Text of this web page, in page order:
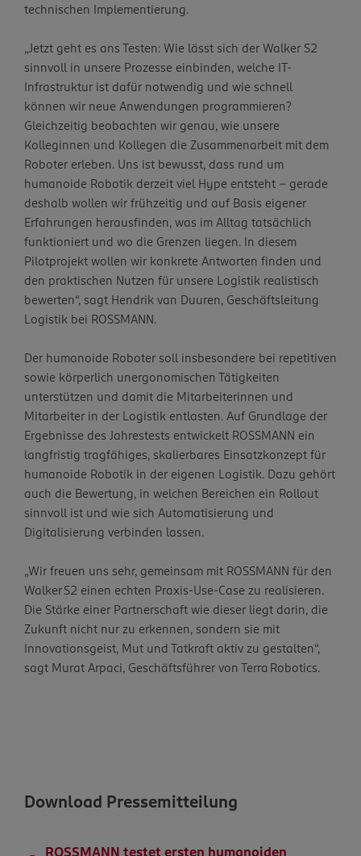
technischen Implementierung.
„Jetzt geht es ans Testen: Wie lässt sich der Walker S2
sinnvoll in unsere Prozesse einbinden, welche IT-
Infrastruktur ist dafür notwendig und wie schnell
können wir neue Anwendungen programmieren?
Gleichzeitig beobachten wir genau, wie unsere
Kolleginnen und Kollegen die Zusammenarbeit mit dem
Roboter erleben. Uns ist bewusst, dass rund um
humanoide Robotik derzeit viel Hype entsteht – gerade
deshalb wollen wir frühzeitig und auf Basis eigener
Erfahrungen herausfinden, was im Alltag tatsächlich
funktioniert und wo die Grenzen liegen. In diesem
Pilotprojekt wollen wir konkrete Antworten finden und
den praktischen Nutzen für unsere Logistik realistisch
bewerten“, sagt Hendrik van Duuren, Geschäftsleitung
Logistik bei ROSSMANN.
Der humanoide Roboter soll insbesondere bei repetitiven
sowie körperlich unergonomischen Tätigkeiten
unterstützen und damit die Mitarbeiterinnen und
Mitarbeiter in der Logistik entlasten. Auf Grundlage der
Ergebnisse des Jahrestests entwickelt ROSSMANN ein
langfristig tragfähiges, skalierbares Einsatzkonzept für
humanoide Robotik in der eigenen Logistik. Dazu gehört
auch die Bewertung, in welchen Bereichen ein Rollout
sinnvoll ist und wie sich Automatisierung und
Digitalisierung verbinden lassen.
„Wir freuen uns sehr, gemeinsam mit ROSSMANN für den
Walker S2 einen echten Praxis-Use-Case zu realisieren.
Die Stärke einer Partnerschaft wie dieser liegt darin, die
Zukunft nicht nur zu erkennen, sondern sie mit
Innovationsgeist, Mut und Tatkraft aktiv zu gestalten“,
sagt Murat Arpaci, Geschäftsführer von Terra Robotics.
Download Pressemitteilung
ROSSMANN testet ersten humanoiden